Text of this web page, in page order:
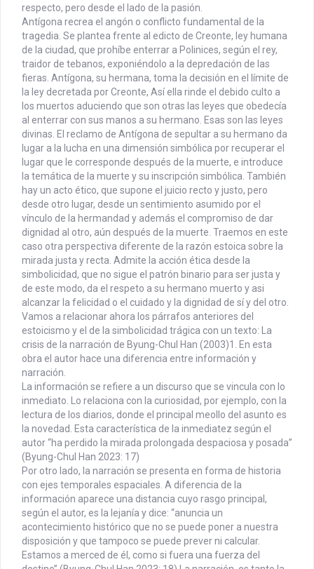
respecto, pero desde el lado de la pasión.
Antígona recrea el angón o conflicto fundamental de la
tragedia. Se plantea frente al edicto de Creonte, ley humana
de la ciudad, que prohíbe enterrar a Polinices, según el rey,
traidor de tebanos, exponiéndolo a la depredación de las
fieras. Antígona, su hermana, toma la decisión en el límite de
la ley decretada por Creonte, Así ella rinde el debido culto a
los muertos aduciendo que son otras las leyes que obedecía
al enterrar con sus manos a su hermano. Esas son las leyes
divinas. El reclamo de Antígona de sepultar a su hermano da
lugar a la lucha en una dimensión simbólica por recuperar el
lugar que le corresponde después de la muerte, e introduce
la temática de la muerte y su inscripción simbólica. También
hay un acto ético, que supone el juicio recto y justo, pero
desde otro lugar, desde un sentimiento asumido por el
vínculo de la hermandad y además el compromiso de dar
dignidad al otro, aún después de la muerte. Traemos en este
caso otra perspectiva diferente de la razón estoica sobre la
mirada justa y recta. Admite la acción ética desde la
simbolicidad, que no sigue el patrón binario para ser justa y
de este modo, da el respeto a su hermano muerto y asi
alcanzar la felicidad o el cuidado y la dignidad de sí y del otro.
Vamos a relacionar ahora los párrafos anteriores del
estoicismo y el de la simbolicidad trágica con un texto: La
crisis de la narración de Byung-Chul Han (2003)1. En esta
obra el autor hace una diferencia entre información y
narración.
La información se refiere a un discurso que se vincula con lo
inmediato. Lo relaciona con la curiosidad, por ejemplo, con la
lectura de los diarios, donde el principal meollo del asunto es
la novedad. Esta característica de la inmediatez según el
autor “ha perdido la mirada prolongada despaciosa y posada”
(Byung-Chul Han 2023: 17)
Por otro lado, la narración se presenta en forma de historia
con ejes temporales espaciales. A diferencia de la
información aparece una distancia cuyo rasgo principal,
según el autor, es la lejanía y dice: “anuncia un
acontecimiento histórico que no se puede poner a nuestra
disposición y que tampoco se puede prever ni calcular.
Estamos a merced de él, como si fuera una fuerza del